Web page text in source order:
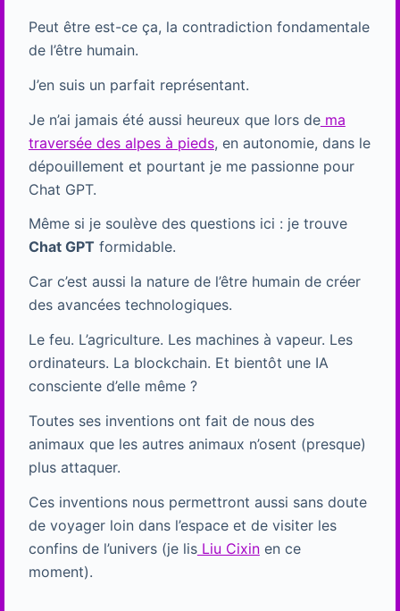
Peut être est-ce ça, la contradiction fondamentale
de l’être humain.
J’en suis un parfait représentant.
Je n’ai jamais été aussi heureux que lors dema
traversée des alpes à pieds, en autonomie, dans le
dépouillement et pourtant je me passionne pour
Chat GPT.
Même si je soulève des questions ici : je trouve
Chat GPT formidable.
Car c’est aussi la nature de l’être humain de créer
des avancées technologiques.
Le feu. L’agriculture. Les machines à vapeur. Les
ordinateurs. La blockchain. Et bientôt une IA
consciente d’elle même ?
Toutes ses inventions ont fait de nous des
animaux que les autres animaux n’osent (presque)
plus attaquer.
Ces inventions nous permettront aussi sans doute
de voyager loin dans l’espace et de visiter les
confins de l’univers (je lisLiu Cixinen ce
moment).